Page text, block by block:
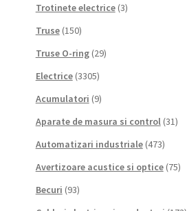
Trotinete electrice (3)
Truse (150)
Truse O-ring (29)
Electrice (3305)
Acumulatori (9)
Aparate de masura si control (31)
Automatizari industriale (473)
Avertizoare acustice si optice (75)
Becuri (93)